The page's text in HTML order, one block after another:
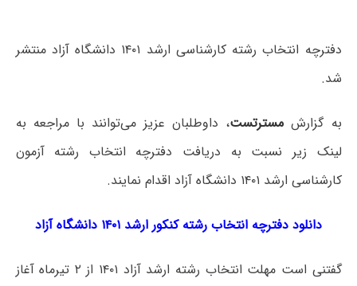
دفترچه انتخاب رشته کارشناسی ارشد ۱۴۰۱ دانشگاه آزاد منتشر
شد.
به گزارش مسترتست، داوطلبان عزیز می‌توانند با مراجعه به
لینک زیر نسبت به دریافت دفترچه انتخاب رشته آزمون
کارشناسی ارشد ۱۴۰۱ دانشگاه آزاد اقدام نمایند.
دانلود دفترچه انتخاب رشته کنکور ارشد ۱۴۰۱ دانشگاه آزاد
گفتنی است مهلت انتخاب رشته ارشد آزاد ۱۴۰۱ از ۲ تیرماه آغاز